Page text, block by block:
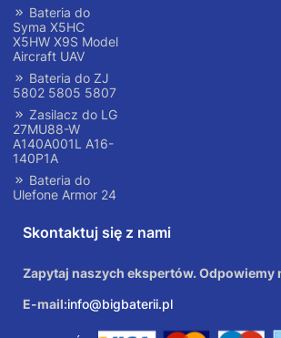
Bateria do
Syma X5HC
X5HW X9S Model
Aircraft UAV
Bateria do ZJ
5802 5805 5807
Zasilacz do LG
27MU88-W
A140A001L A16-
140P1A
Bateria do
Ulefone Armor 24
Skontaktuj się z nami
Zapytaj naszych ekspertów. Odpowiemy
E-mail:info@bigbaterii.pl